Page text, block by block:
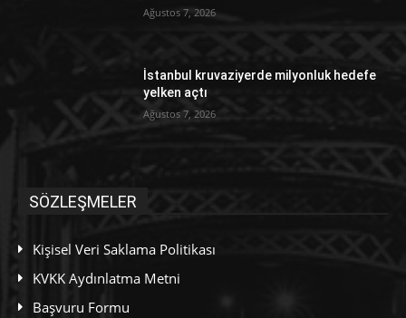
Ağustos 7, 2026
İstanbul kruvaziyerde milyonluk hedefe
yelken açtı
Ağustos 7, 2026
SÖZLEŞMELER
Kişisel Veri Saklama Politikası
KVKK Aydınlatma Metni
Başvuru Formu